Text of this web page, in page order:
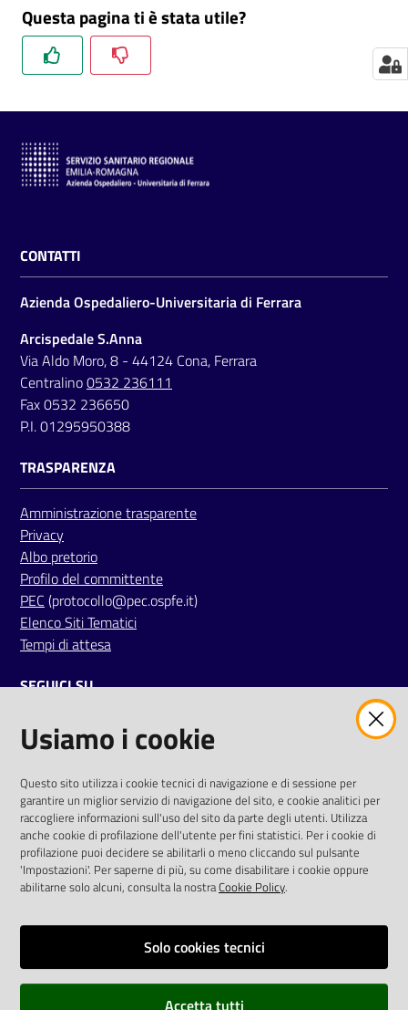
g
e
n
r
A
i
n
s
t
r
a
z
i
n
e
t
r
a
s
p
a
r
n
e
Fornitori
Seguici
su
Questa pagina ti è stata utile?
CONTATTI
Azienda Ospedaliero-Universitaria di Ferrara
Arcispedale S.Anna
Via Aldo Moro, 8 - 44124 Cona, Ferrara
Centralino0532 236111
Fax 0532 236650
P.I. 01295950388
TRASPARENZA
Amministrazione trasparente
Privacy
Albo pretorio
Profilo del committente
PEC (protocollo@pec.ospfe.it)
Elenco Siti Tematici
Tempi di attesa
SEGUICI SU
twitterfacebookyoutube
AREA DIPENDENTI
Posta Elettronica Aziendale
Cloud aziendale(manuale di istruzioni)
Portale del Dipendente
Sito intranet
Redazione web
Usiamo i cookie
Questo sito utilizza i cookie tecnici di navigazione e di sessione per
garantire un miglior servizio di navigazione del sito, e cookie analitici per
raccogliere informazioni sull'uso del sito da parte degli utenti. Utilizza
anche cookie di profilazione dell'utente per fini statistici. Per i cookie di
profilazione puoi decidere se abilitarli o meno cliccando sul pulsante
'Impostazioni'. Per saperne di più, su come disabilitare i cookie oppure
abilitarne solo alcuni, consulta la nostraCookie Policy.
Solo cookies tecnici
Accetta tutti